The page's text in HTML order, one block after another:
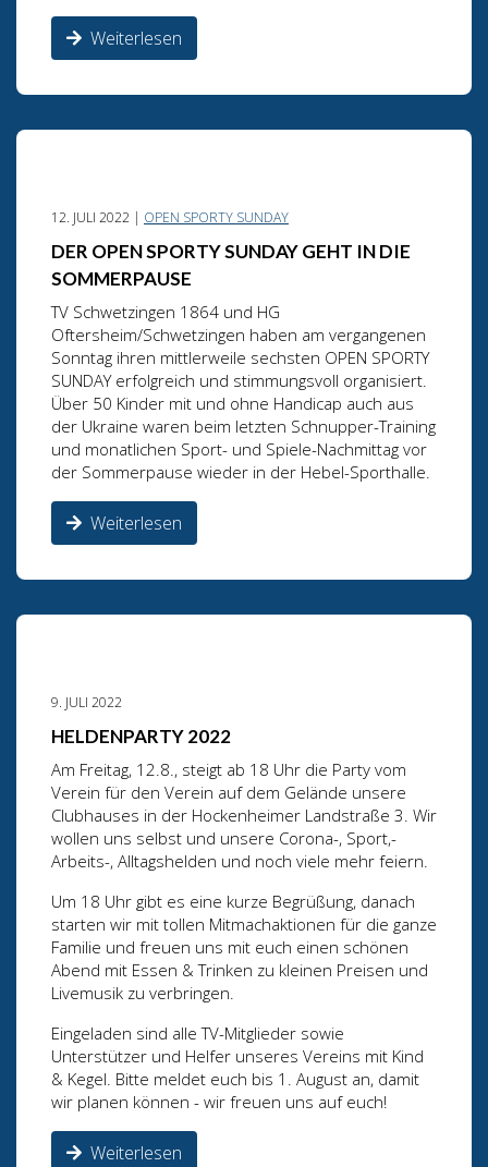
Weiterlesen
12. JULI 2022 | OPEN SPORTY SUNDAY
DER OPEN SPORTY SUNDAY GEHT IN DIE
SOMMERPAUSE
TV Schwetzingen 1864 und HG
Oftersheim/Schwetzingen haben am vergangenen
Sonntag ihren mittlerweile sechsten OPEN SPORTY
SUNDAY erfolgreich und stimmungsvoll organisiert.
Über 50 Kinder mit und ohne Handicap auch aus
der Ukraine waren beim letzten Schnupper-Training
und monatlichen Sport- und Spiele-Nachmittag vor
der Sommerpause wieder in der Hebel-Sporthalle.
Weiterlesen
9. JULI 2022
HELDENPARTY 2022
Am Freitag, 12.8., steigt ab 18 Uhr die Party vom
Verein für den Verein auf dem Gelände unsere
Clubhauses in der Hockenheimer Landstraße 3. Wir
wollen uns selbst und unsere Corona-, Sport,-
Arbeits-, Alltagshelden und noch viele mehr feiern.
Um 18 Uhr gibt es eine kurze Begrüßung, danach
starten wir mit tollen Mitmachaktionen für die ganze
Familie und freuen uns mit euch einen schönen
Abend mit Essen & Trinken zu kleinen Preisen und
Livemusik zu verbringen.
Eingeladen sind alle TV-Mitglieder sowie
Unterstützer und Helfer unseres Vereins mit Kind
& Kegel. Bitte meldet euch bis 1. August an, damit
wir planen können - wir freuen uns auf euch!
Weiterlesen